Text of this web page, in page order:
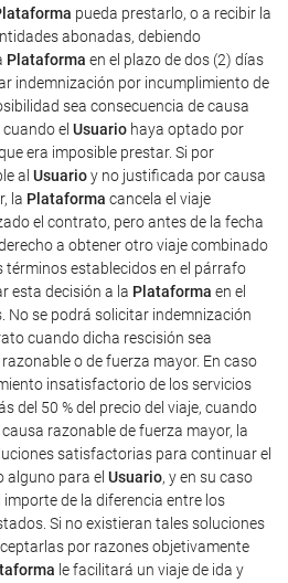
pueda prestarlo, o a recibir la
abonadas, debiendo
Plataforma en el plazo de dos (2) días
indemnización por incumplimiento de
sea consecuencia de causa
el Usuario haya optado por
era imposible prestar. Si por
al Usuarioy no justificada por causa
la Plataforma cancela el viaje
el contrato, pero antes de la fecha
a obtener otro viaje combinado
términos establecidos en el párrafo
esta decisión a la Plataforma en el
No se podrá solicitar indemnización
cuando dicha rescisión sea
o de fuerza mayor. En caso
insatisfactorio de los servicios
del 50 % del precio del viaje, cuando
razonable de fuerza mayor, la
satisfactorias para continuar el
alguno para el Usuario, y en su caso
de la diferencia entre los
Si no existieran tales soluciones
por razones objetivamente
le facilitará un viaje de ida y